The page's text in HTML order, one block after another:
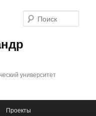
университет
Проекты